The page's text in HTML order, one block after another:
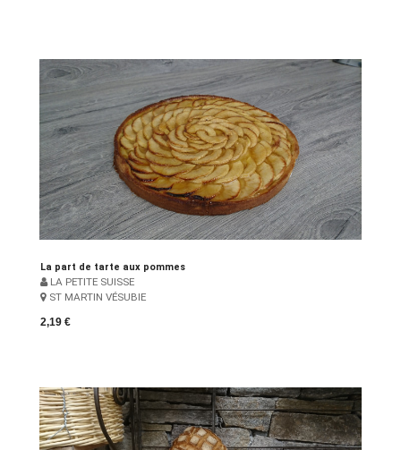
La part de tarte aux pommes
LA PETITE SUISSE
ST MARTIN VÉSUBIE
2,19 €